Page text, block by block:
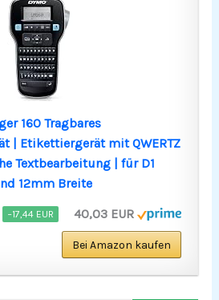
160 Tragbares
| Etikettiergerät mit QWERTZ
Textbearbeitung | für D1
12mm Breite
−17,44 EUR 40,03 EUR
Bei Amazon kaufen